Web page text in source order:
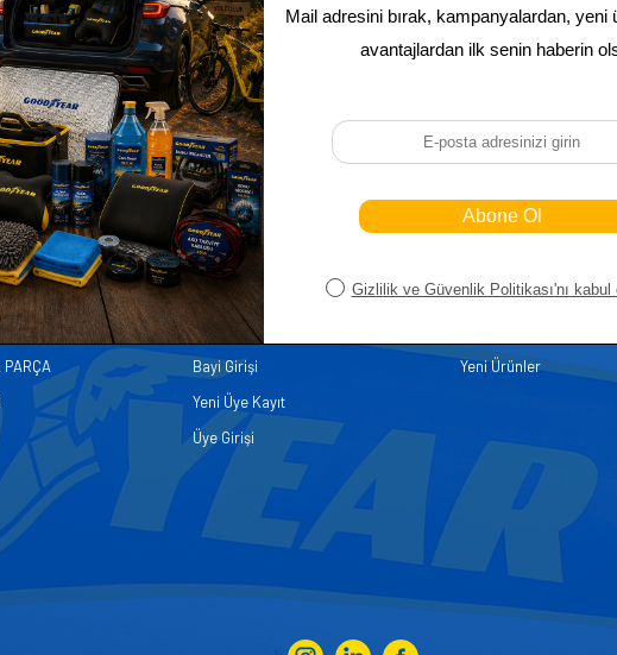
ürün bulunmaktadır.
PARÇA
Üye
Sepetim
Bayi Kayıt
Bayi Girişi
Yeni Üye Kayıt
Üye Girişi
Ana Sayfa
Yeni Ürünler